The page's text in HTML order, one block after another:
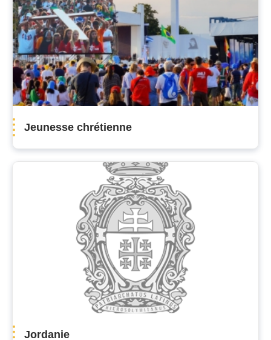
Jeunesse chrétienne
Jordanie